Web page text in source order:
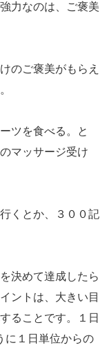
力なのは、ご褒美
のご褒美がもらえ
ツを食べる。と
マッサージ受け
くとか、３００記
決めて達成したら
ントは、大きい目
ることです。１日
に１日単位からの